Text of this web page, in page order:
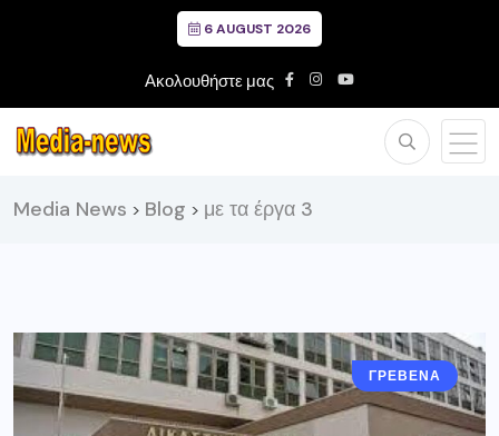
6 AUGUST 2026
Ακολουθήστε μας
Media News > Blog > με τα έργα 3
ΓΡΕΒΕΝΑ